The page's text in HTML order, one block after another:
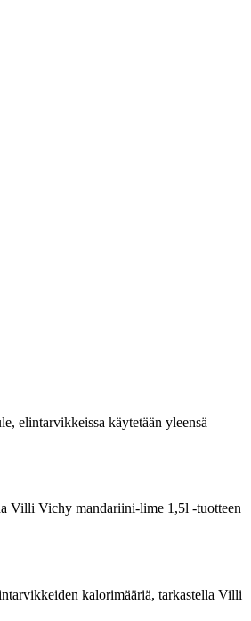
elintarvikkeissa käytetään yleensä
Villi Vichy mandariini-lime 1,5l -tuotteen
kalorimääriä, tarkastella Villi